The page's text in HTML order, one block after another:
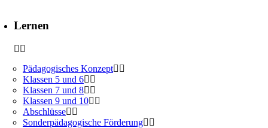
Lernen
Pädagogisches Konzept
Klassen 5 und 6
Klassen 7 und 8
Klassen 9 und 10
Abschlüsse
Sonderpädagogische Förderung